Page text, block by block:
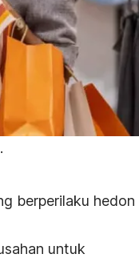
berperilaku hedon
untuk